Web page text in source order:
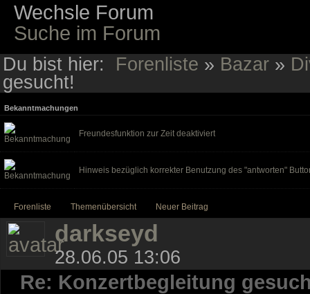
Wechsle Forum
Suche im Forum
Du bist hier: Forenliste » Bazar »
gesucht!
Bekanntmachungen
Freundesfunktion zur Zeit deaktiviert
Hinweis bezüglich korrekter Benutzung des "antworten"
Forenliste Themenübersicht Neuer Beitrag
darkseyd
28.06.05 13:06
Re: Konzertbegleitung